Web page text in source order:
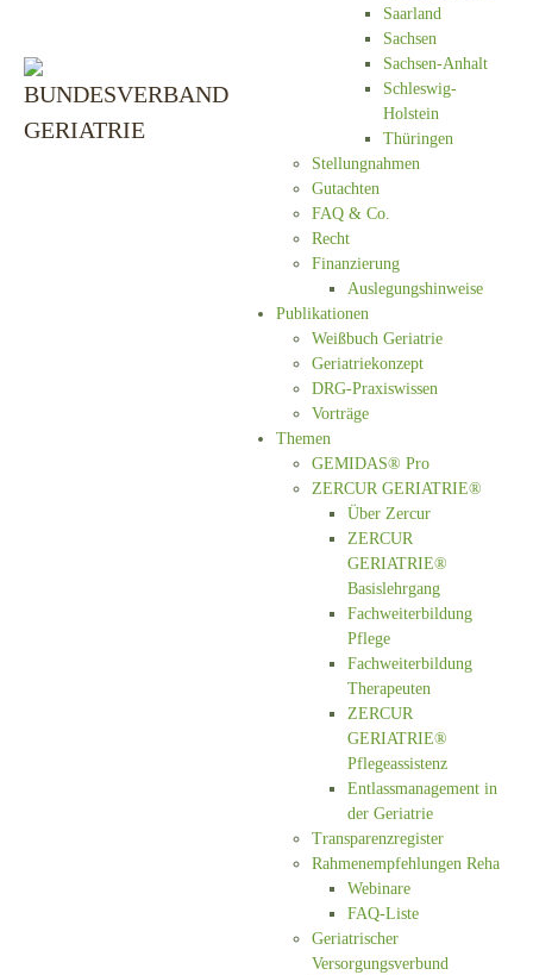
Saarland
Sachsen
Sachsen-Anhalt
Schleswig-
Holstein
Thüringen
Stellungnahmen
Gutachten
FAQ & Co.
Recht
Finanzierung
Auslegungshinweise
Publikationen
Weißbuch Geriatrie
Geriatriekonzept
DRG-Praxiswissen
Vorträge
Themen
GEMIDAS® Pro
ZERCUR GERIATRIE®
Über Zercur
ZERCUR
GERIATRIE®
Basislehrgang
Fachweiterbildung
Pflege
Fachweiterbildung
Therapeuten
ZERCUR
GERIATRIE®
Pflegeassistenz
Entlassmanagement in
der Geriatrie
Transparenzregister
Rahmenempfehlungen Reha
Webinare
FAQ-Liste
Geriatrischer
Versorgungsverbund